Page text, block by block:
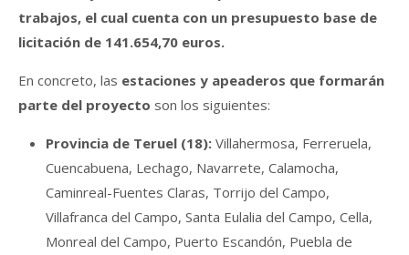
trabajos, el cual cuenta con un presupuesto base de
licitación de 141.654,70 euros.
En concreto, las estaciones y apeaderos que formarán
parte del proyecto son los siguientes:
Provincia de Teruel (18): Villahermosa, Ferreruela,
Cuencabuena, Lechago, Navarrete, Calamocha,
Caminreal-Fuentes Claras, Torrijo del Campo,
Villafranca del Campo, Santa Eulalia del Campo, Cella,
Monreal del Campo, Puerto Escandón, Puebla de